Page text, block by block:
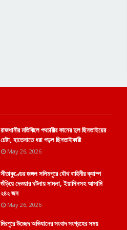
রাজধানীর মতিঝিলে পথচারীর কানের দুল ছিনতাইয়ের
চেষ্টা, হাতেনাতে ধরা পড়ল ছিনতাইকারী
May 26, 2026
সীতাকুণ্ডের জঙ্গল সলিমপুরে যৌথ বাহিনীর ক্যাম্প
গুঁড়িয়ে দেওয়ার ঘটনায় মামলা, ইয়াসিনসহ আসামি
২৪২ জন
May 26, 2026
মিরপুরে উচ্ছেদ অভিযানের সংবাদ সংগ্রহের সময়